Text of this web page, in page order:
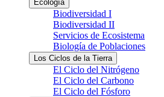
Ecología
Biodiversidad I
Biodiversidad II
Servicios de Ecosistema
Biología de Poblaciones
Los Ciclos de la Tierra
El Ciclo del Nitrógeno
El Ciclo del Carbono
El Ciclo del Fósforo